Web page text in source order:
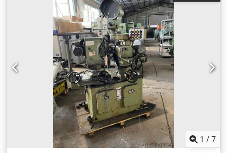
bordbredde:225 mm, Udstyr:
rotationshastighed trinløst
, Til salg: 2 (to) sæt optiske profilslibemaskiner af
typen Wasino GLS-130AS med Fanuc-styring, fremstillet i
Japan i 1984. Den ene maskine er i fuldt funktionsdygtig
stand, og der findes videoer, der viser spindelens udsving
samt præcisionsmålinger af X- og Y-aksepositioneringen.
Den anden maskine, serienummer 327, er i samme
funktionsdygtige stand. En medarbejder fra fabrikken
kunne dog ikke starte den for os, og den har ikke været i
brug i mere end et år. Der medfølger tilbehør, værktøj og
teknisk dokumentation til hver maskine. Prisen for 1
Wasino-maskine komplet med tilbehør og værktøj er 18.500
euro, EXW (leveret fra lager). Dksdswh Udtspfx Ai Ijr Det
foretrækkes at sælge de to maskiner som et samlet sæt.
1 /7